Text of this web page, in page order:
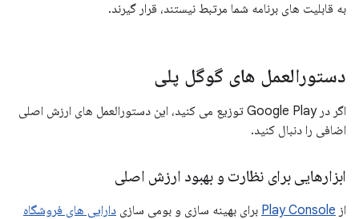
به قابلیت های برنامه شما مرتبط نیستند، قرار گیرند.
دستورالعمل های گوگل پلی
اگر در Google Play توزیع می کنید، این دستورالعمل های ارزش اصلی
اضافی را دنبال کنید.
ابزارهایی برای نظارت و بهبود ارزش اصلی
از Play Console برای بهینه سازی و بومی سازی دارایی های فروشگاه